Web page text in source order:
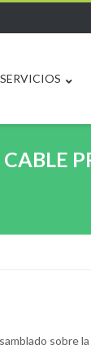
SERVICIOS
sobre